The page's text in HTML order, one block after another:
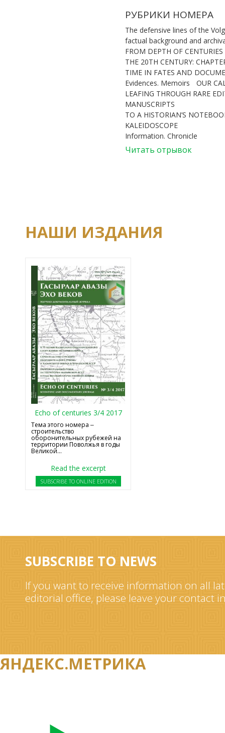
РУБРИКИ НОМЕРА
The defensive lines of the
factual background and
FROM DEPTH OF CENTURIES
THE 20TH CENTURY:
TIME IN FATES AND
Evidences. Memoirs
OUR
LEAFING THROUGH RARE
MANUSCRIPTS
TO A HISTORIAN’S
KALEIDOSCOPE
Information. Chronicle
Читать отрывок
НАШИ ИЗДАНИЯ
Echo of centuries 3/4 2017
Тема этого номера ‒
строительство
оборонительных рубежей на
территории Поволжья в годы
Великой...
Read the excerpt
SUBSCRIBE TO ONLINE EDITION
SUBSCRIBE TO NEWS
If you want to receive information on all
editorial office, please leave your contact
ЯНДЕКС.МЕТРИКА